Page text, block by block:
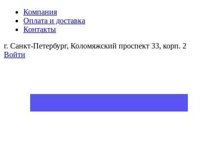
Компания
Оплата и доставка
Контакты
г. Санкт-Петербург, Коломяжский проспект 33, корп. 2
Войти